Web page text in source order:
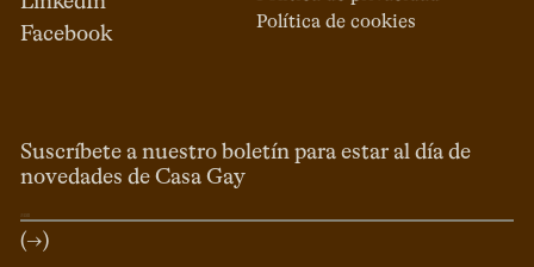
Facebook
Política de cookies
Suscríbete a nuestro boletín para estar al día de
novedades de Casa Gay
(→)